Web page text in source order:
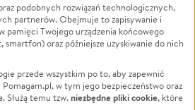
Powódź
Wichura
NGO
Edukacja
Podróż
podobnych rozwiązań technologicznych,
partnerów. Obejmuje to zapisywanie i
pamięci Twojego urządzenia końcowego
oraz późniejsze uzyskiwanie do nich
przede wszystkim po to, aby zapewnić
Pomagam.pl, w tym jego bezpieczeństwo oraz
Służą temu tzw.niezbędne pliki cookie, które